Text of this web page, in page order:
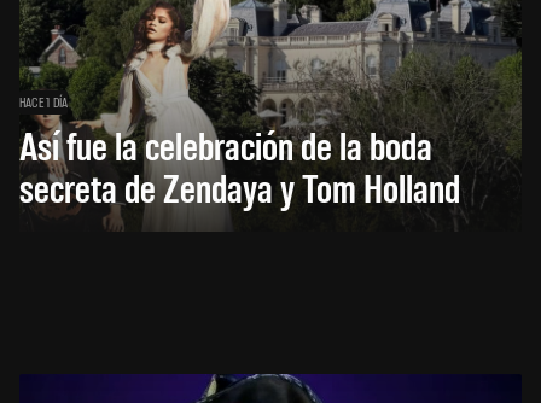
HACE 1 DÍA
Así fue la celebración de la boda
secreta de Zendaya y Tom Holland